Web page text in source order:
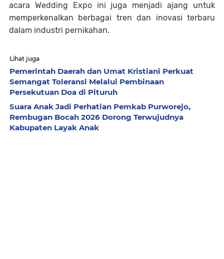
acara Wedding Expo ini juga menjadi ajang untuk
memperkenalkan berbagai tren dan inovasi terbaru
dalam industri pernikahan.
Lihat juga
Pemerintah Daerah dan Umat Kristiani Perkuat
Semangat Toleransi Melalui Pembinaan
Persekutuan Doa di Pituruh
Suara Anak Jadi Perhatian Pemkab Purworejo,
Rembugan Bocah 2026 Dorong Terwujudnya
Kabupaten Layak Anak